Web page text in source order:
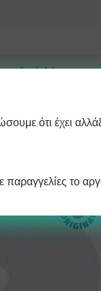
ότι έχει
το